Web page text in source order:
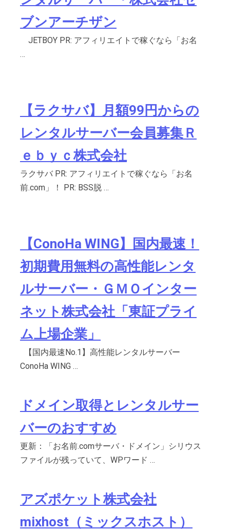
ブンアーチザン
JETBOY PR: アフィリエイトで稼ぐなら「お名
…
【ラクサバ】月額99円からの
レンタルサーバー会員募集Ｒ
ｅｂｙｃ株式会社
ラクサバ PR: アフィリエイトで稼ぐなら「お名
前.com」！ PR: BSS脱 …
【ConoHa WING】国内最速！
初期費用無料の高性能レンタ
ルサーバー・ＧＭＯインター
ネット株式会社「東証プライ
ム上場企業」
【国内最速No.1】高性能レンタルサーバー
ConoHa WING …
ドメイン取得とレンタルサー
バーのおすすめ
更新：「お名前.comサーバ・ドメイン」シリウス
ファイルが残っていて、WPワード …
アズポケット株式会社
mixhost（ミックスホスト）